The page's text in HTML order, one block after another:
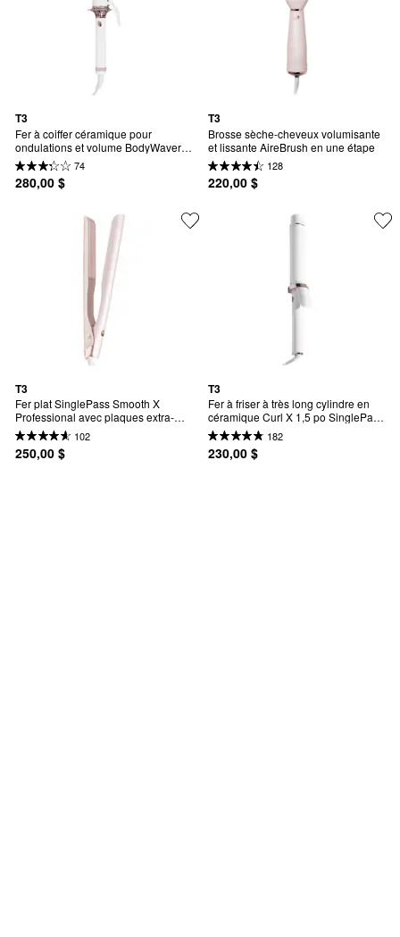
T3
Fer à coiffer céramique pour
ondulations et volume BodyWaver
1,75 po Professional (blanc et or
rose)
74
280,00 $
T3
Brosse sèche-cheveux volumisante
et lissante AireBrush en une étape
128
220,00 $
T3
Fer plat SinglePass Smooth X
Professional avec plaques extra-
longues
102
250,00 $
T3
Fer à friser à très long cylindre en
céramique Curl X 1,5 po SinglePass
Curl
182
230,00 $